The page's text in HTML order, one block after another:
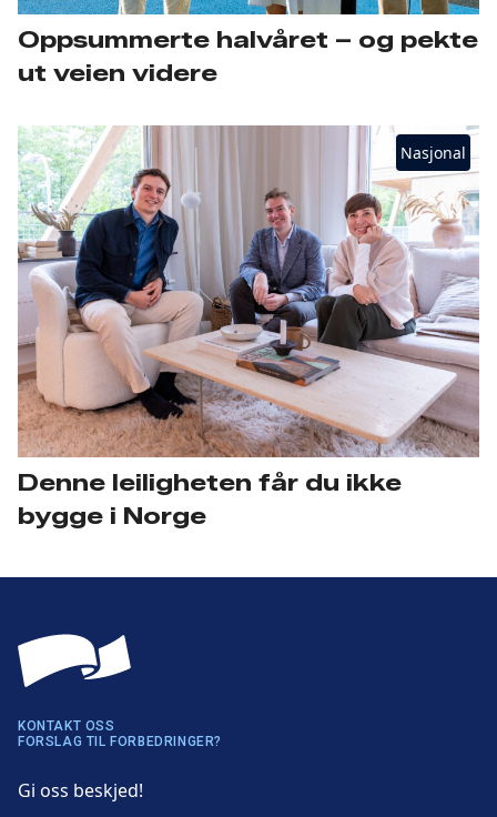
Oppsummerte halvåret – og pekte
ut veien videre
Nasjonal
Denne leiligheten får du ikke
bygge i Norge
KONTAKT OSS
FORSLAG TIL FORBEDRINGER?
Gi oss beskjed!